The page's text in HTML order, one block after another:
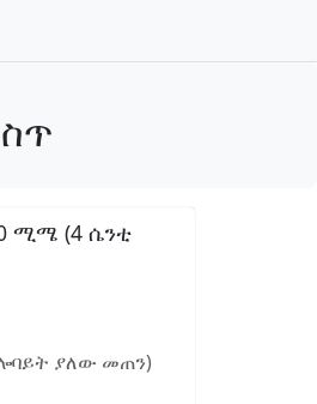
ሚሜ (4 ሴንቲ
ያለው መጠን)